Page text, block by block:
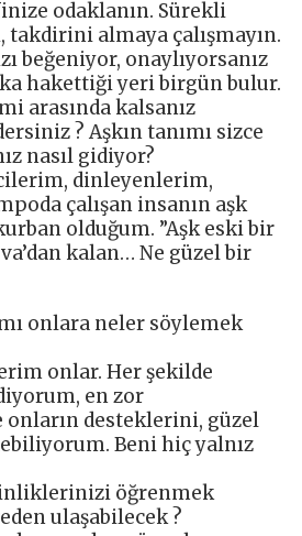
odaklanın. Sürekli
almaya çalışmayın.
beğeniyor, onaylıyorsanız
hakettiği yeri birgün bulur.
arasında kalsanız
? Aşkın tanımı sizce
nasıl gidiyor?
dinleyenlerim,
çalışan insanın aşk
olduğum. ”Aşk eski bir
kalan… Ne güzel bir
onlara neler söylemek
onlar. Her şekilde
en zor
onların desteklerini, güzel
Beni hiç yalnız
öğrenmek
ulaşabilecek ?